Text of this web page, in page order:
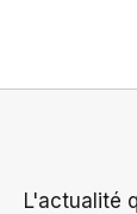
L'actualité